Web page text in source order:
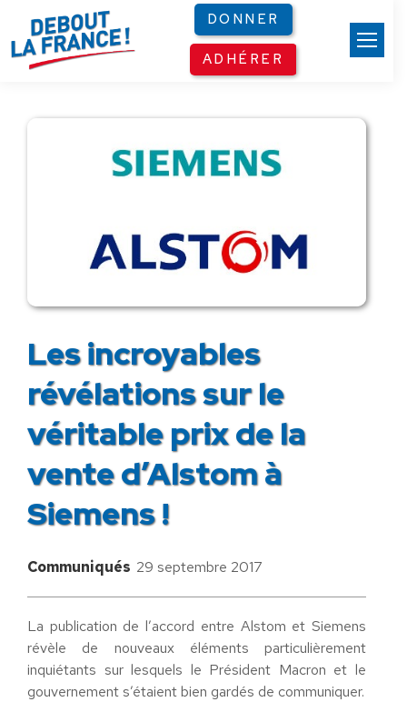
DONNER
ADHÉRER
Les incroyables
révélations sur le
véritable prix de la
vente d’Alstom à
Siemens !
Communiqués 29 septembre 2017
La publication de l’accord entre Alstom et Siemens
révèle de nouveaux éléments particulièrement
inquiétants sur lesquels le Président Macron et le
gouvernement s’étaient bien gardés de communiquer.
Panneau de gestion des cookies